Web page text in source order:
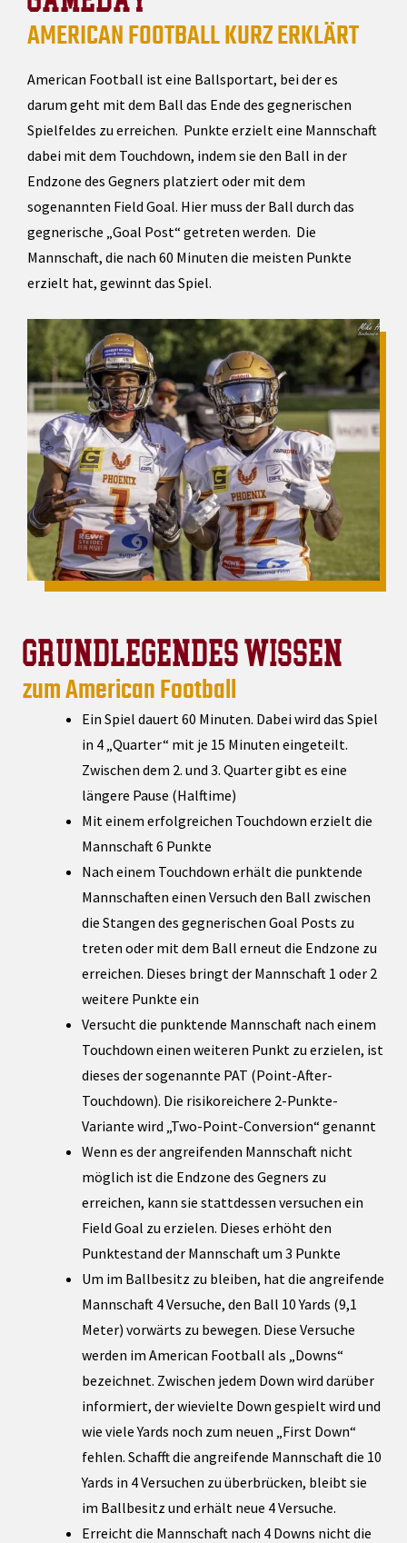
AMERICAN FOOTBALL KURZ ERKLÄRT
American Football ist eine Ballsportart, bei der es
darum geht mit dem Ball das Ende des gegnerischen
Spielfeldes zu erreichen. Punkte erzielt eine Mannschaft
dabei mit dem Touchdown, indem sie den Ball in der
Endzone des Gegners platziert oder mit dem
sogenannten Field Goal. Hier muss der Ball durch das
gegnerische „Goal Post“ getreten werden. Die
Mannschaft, die nach 60 Minuten die meisten Punkte
erzielt hat, gewinnt das Spiel.
GRUNDLEGENDES WISSEN
zum American Football
Ein Spiel dauert 60 Minuten. Dabei wird das Spiel
in 4 „Quarter“ mit je 15 Minuten eingeteilt.
Zwischen dem 2. und 3. Quarter gibt es eine
längere Pause (Halftime)
Mit einem erfolgreichen Touchdown erzielt die
Mannschaft 6 Punkte
Nach einem Touchdown erhält die punktende
Mannschaften einen Versuch den Ball zwischen
die Stangen des gegnerischen Goal Posts zu
treten oder mit dem Ball erneut die Endzone zu
erreichen. Dieses bringt der Mannschaft 1 oder 2
weitere Punkte ein
Versucht die punktende Mannschaft nach einem
Touchdown einen weiteren Punkt zu erzielen, ist
dieses der sogenannte PAT (Point-After-
Touchdown). Die risikoreichere 2-Punkte-
Variante wird „Two-Point-Conversion“ genannt
Wenn es der angreifenden Mannschaft nicht
möglich ist die Endzone des Gegners zu
erreichen, kann sie stattdessen versuchen ein
Field Goal zu erzielen. Dieses erhöht den
Punktestand der Mannschaft um 3 Punkte
Um im Ballbesitz zu bleiben, hat die angreifende
Mannschaft 4 Versuche, den Ball 10 Yards (9,1
Meter) vorwärts zu bewegen. Diese Versuche
werden im American Football als „Downs“
bezeichnet. Zwischen jedem Down wird darüber
informiert, der wievielte Down gespielt wird und
wie viele Yards noch zum neuen „First Down“
fehlen. Schafft die angreifende Mannschaft die 10
Yards in 4 Versuchen zu überbrücken, bleibt sie
im Ballbesitz und erhält neue 4 Versuche.
Erreicht die Mannschaft nach 4 Downs nicht die